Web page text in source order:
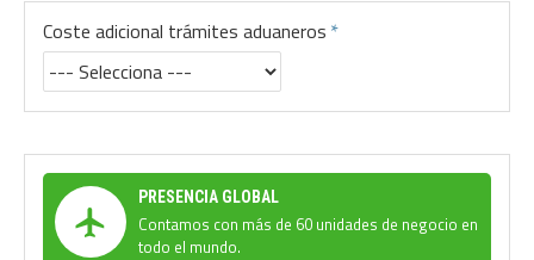
Coste adicional trámites aduaneros
PRESENCIA GLOBAL
Contamos con más de 60 unidades de negocio en
todo el mundo.